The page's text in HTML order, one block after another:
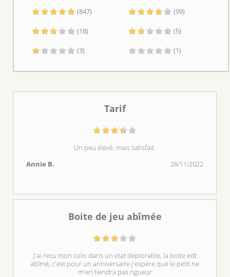
(847)
(99)
(18) (5)
(3) (1)
Tarif
Un peu élevé..mais satisfait.
Annie B.
28/11/2022
Boite de jeu abîmée
J'ai recu mon colis dans un etat deplorable, la boite edt
abîmé, c'est pour un anniversaire j'espère que le petit ne
m'en tiendra pas rigueur